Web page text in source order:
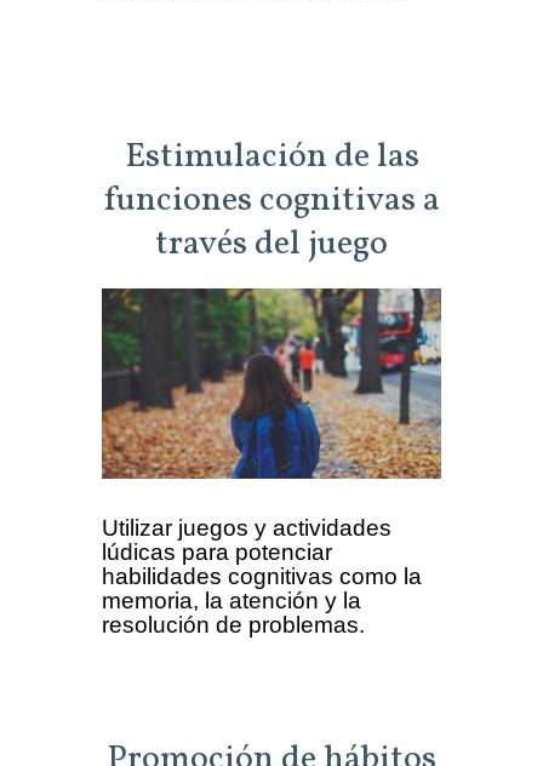
Estimulación de las
funciones cognitivas a
través del juego
Utilizar juegos y actividades
lúdicas para potenciar
habilidades cognitivas como la
memoria, la atención y la
resolución de problemas.